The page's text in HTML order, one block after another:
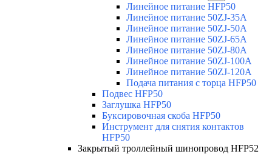
Линейное питание HFP50
Линейное питание 50ZJ-35A
Линейное питание 50ZJ-50A
Линейное питание 50ZJ-65A
Линейное питание 50ZJ-80A
Линейное питание 50ZJ-100A
Линейное питание 50ZJ-120A
Подача питания с торца HFP50
Подвес HFP50
Заглушка HFP50
Буксировочная скоба HFP50
Инструмент для снятия контактов
HFP50
Закрытый троллейный шинопровод HFP52